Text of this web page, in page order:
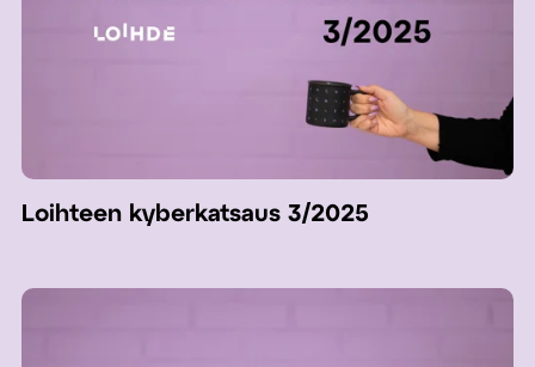
Loihteen kyberkatsaus 3/2025